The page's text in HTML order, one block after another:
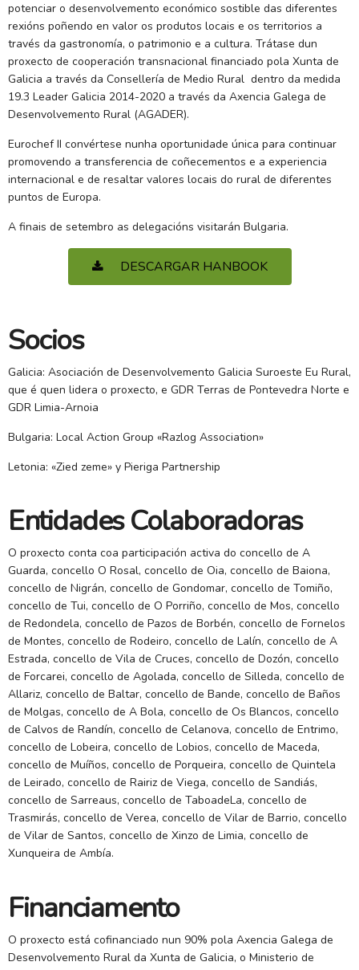
potenciar o desenvolvemento económico sostible das diferentes
rexións poñendo en valor os produtos locais e os territorios a
través da gastronomía, o patrimonio e a cultura. Trátase dun
proxecto de cooperación transnacional financiado pola Xunta de
Galicia a través da Consellería de Medio Rural dentro da medida
19.3 Leader Galicia 2014-2020 a través da Axencia Galega de
Desenvolvemento Rural (AGADER).
Eurochef II convértese nunha oportunidade única para continuar
promovendo a transferencia de coñecementos e a experiencia
internacional e de resaltar valores locais do rural de diferentes
puntos de Europa.
A finais de setembro as delegacións visitarán Bulgaria.
DESCARGAR HANBOOK
Socios
Galicia: Asociación de Desenvolvemento Galicia Suroeste Eu Rural,
que é quen lidera o proxecto, e GDR Terras de Pontevedra Norte e
GDR Limia-Arnoia
Bulgaria: Local Action Group «Razlog Association»
Letonia: «Zied zeme» y Pieriga Partnership
Entidades Colaboradoras
O proxecto conta coa participación activa do concello de A
Guarda, concello O Rosal, concello de Oia, concello de Baiona,
concello de Nigrán, concello de Gondomar, concello de Tomiño,
concello de Tui, concello de O Porriño, concello de Mos, concello
de Redondela, concello de Pazos de Borbén, concello de Fornelos
de Montes, concello de Rodeiro, concello de Lalín, concello de A
Estrada, concello de Vila de Cruces, concello de Dozón, concello
de Forcarei, concello de Agolada, concello de Silleda, concello de
Allariz, concello de Baltar, concello de Bande, concello de Baños
de Molgas, concello de A Bola, concello de Os Blancos, concello
de Calvos de Randín, concello de Celanova, concello de Entrimo,
concello de Lobeira, concello de Lobios, concello de Maceda,
concello de Muíños, concello de Porqueira, concello de Quintela
de Leirado, concello de Rairiz de Viega, concello de Sandiás,
concello de Sarreaus, concello de TaboadeLa, concello de
Trasmirás, concello de Verea, concello de Vilar de Barrio, concello
de Vilar de Santos, concello de Xinzo de Limia, concello de
Xunqueira de Ambía.
Financiamento
O proxecto está cofinanciado nun 90% pola Axencia Galega de
Desenvolvemento Rural da Xunta de Galicia, o Ministerio de